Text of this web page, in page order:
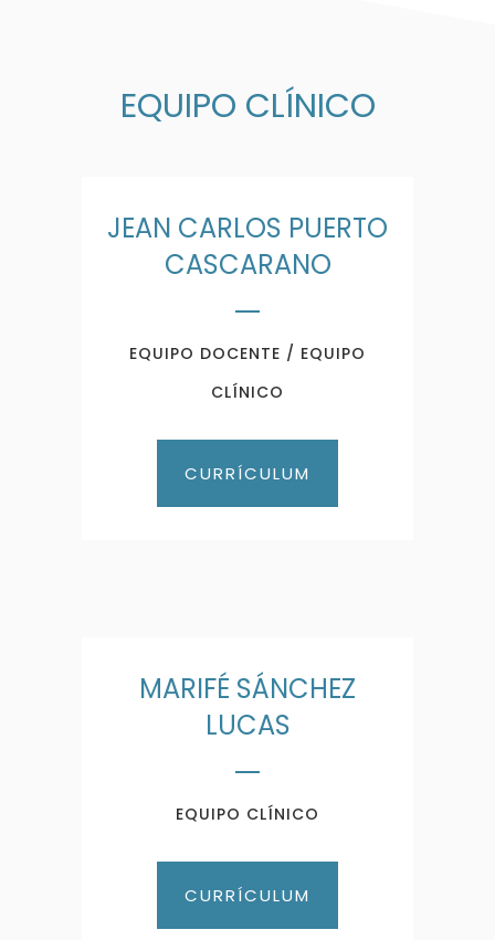
EQUIPO CLÍNICO
JEAN CARLOS PUERTO
CASCARANO
EQUIPO DOCENTE / EQUIPO
CLÍNICO
CURRÍCULUM
MARIFÉ SÁNCHEZ
LUCAS
EQUIPO CLÍNICO
CURRÍCULUM